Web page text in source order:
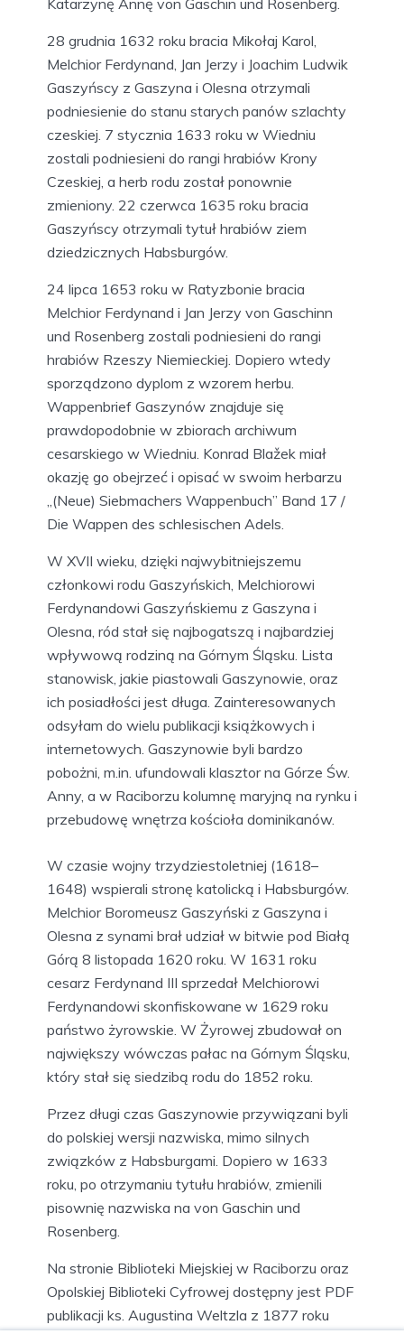
Katarzynę Annę von Gaschin und Rosenberg.
28 grudnia 1632 roku bracia Mikołaj Karol,
Melchior Ferdynand, Jan Jerzy i Joachim Ludwik
Gaszyńscy z Gaszyna i Olesna otrzymali
podniesienie do stanu starych panów szlachty
czeskiej. 7 stycznia 1633 roku w Wiedniu
zostali podniesieni do rangi hrabiów Krony
Czeskiej, a herb rodu został ponownie
zmieniony. 22 czerwca 1635 roku bracia
Gaszyńscy otrzymali tytuł hrabiów ziem
dziedzicznych Habsburgów.
24 lipca 1653 roku w Ratyzbonie bracia
Melchior Ferdynand i Jan Jerzy von Gaschinn
und Rosenberg zostali podniesieni do rangi
hrabiów Rzeszy Niemieckiej. Dopiero wtedy
sporządzono dyplom z wzorem herbu.
Wappenbrief Gaszynów znajduje się
prawdopodobnie w zbiorach archiwum
cesarskiego w Wiedniu. Konrad Blažek miał
okazję go obejrzeć i opisać w swoim herbarzu
„(Neue) Siebmachers Wappenbuch” Band 17 /
Die Wappen des schlesischen Adels.
W XVII wieku, dzięki najwybitniejszemu
członkowi rodu Gaszyńskich, Melchiorowi
Ferdynandowi Gaszyńskiemu z Gaszyna i
Olesna, ród stał się najbogatszą i najbardziej
wpływową rodziną na Górnym Śląsku. Lista
stanowisk, jakie piastowali Gaszynowie, oraz
ich posiadłości jest długa. Zainteresowanych
odsyłam do wielu publikacji książkowych i
internetowych. Gaszynowie byli bardzo
pobożni, m.in. ufundowali klasztor na Górze Św.
Anny, a w Raciborzu kolumnę maryjną na rynku i
przebudowę wnętrza kościoła dominikanów.
W czasie wojny trzydziestoletniej (1618–
1648) wspierali stronę katolicką i Habsburgów.
Melchior Boromeusz Gaszyński z Gaszyna i
Olesna z synami brał udział w bitwie pod Białą
Górą 8 listopada 1620 roku. W 1631 roku
cesarz Ferdynand III sprzedał Melchiorowi
Ferdynandowi skonfiskowane w 1629 roku
państwo żyrowskie. W Żyrowej zbudował on
największy wówczas pałac na Górnym Śląsku,
który stał się siedzibą rodu do 1852 roku.
Przez długi czas Gaszynowie przywiązani byli
do polskiej wersji nazwiska, mimo silnych
związków z Habsburgami. Dopiero w 1633
roku, po otrzymaniu tytułu hrabiów, zmienili
pisownię nazwiska na von Gaschin und
Rosenberg.
Na stronie Biblioteki Miejskiej w Raciborzu oraz
Opolskiej Biblioteki Cyfrowej dostępny jest PDF
publikacji ks. Augustina Weltzla z 1877 roku